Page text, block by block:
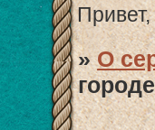
Привет,
»О